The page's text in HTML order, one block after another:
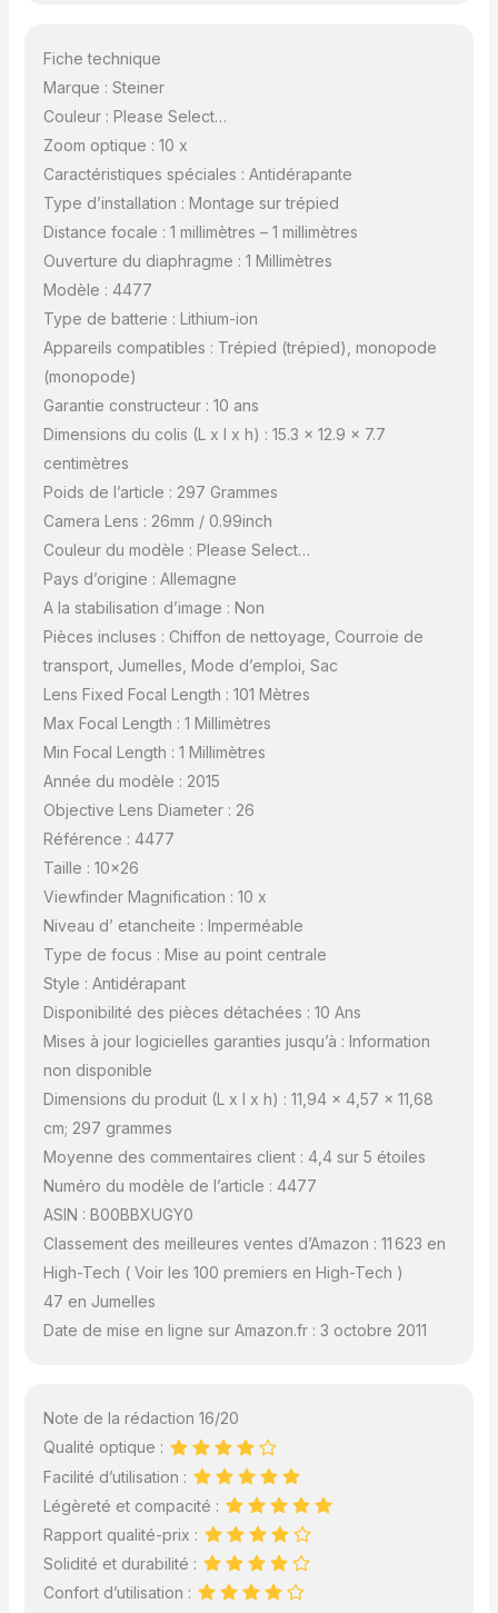
Fiche technique
Marque : Steiner
Couleur : Please Select…
Zoom optique : 10 x
Caractéristiques spéciales : Antidérapante
Type d’installation : Montage sur trépied
Distance focale : 1 millimètres – 1 millimètres
Ouverture du diaphragme : 1 Millimètres
Modèle : 4477
Type de batterie : Lithium-ion
Appareils compatibles : Trépied (trépied), monopode
(monopode)
Garantie constructeur : 10 ans
Dimensions du colis (L x l x h) : 15.3 x 12.9 x 7.7
centimètres
Poids de l’article : 297 Grammes
Camera Lens : 26mm / 0.99inch
Couleur du modèle : Please Select…
Pays d’origine : Allemagne
A la stabilisation d’image : Non
Pièces incluses : Chiffon de nettoyage, Courroie de
transport, Jumelles, Mode d’emploi, Sac
Lens Fixed Focal Length : 101 Mètres
Max Focal Length : 1 Millimètres
Min Focal Length : 1 Millimètres
Année du modèle : 2015
Objective Lens Diameter : 26
Référence : 4477
Taille : 10×26
Viewfinder Magnification : 10 x
Niveau d’ etancheite : Imperméable
Type de focus : Mise au point centrale
Style : Antidérapant
Disponibilité des pièces détachées : 10 Ans
Mises à jour logicielles garanties jusqu’à : Information
non disponible
Dimensions du produit (L x l x h) : 11,94 x 4,57 x 11,68
cm; 297 grammes
Moyenne des commentaires client : 4,4 sur 5 étoiles
Numéro du modèle de l’article : 4477
ASIN : B00BBXUGY0
Classement des meilleures ventes d’Amazon : 11 623 en
High-Tech ( Voir les 100 premiers en High-Tech )
47 en Jumelles
Date de mise en ligne sur Amazon.fr : 3 octobre 2011
Note de la rédaction 16/20
Qualité optique :
Facilité d’utilisation :
Légèreté et compacité :
Rapport qualité-prix :
Solidité et durabilité :
Confort d’utilisation :